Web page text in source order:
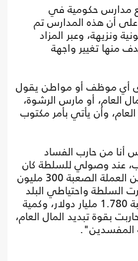
مدارس حكومية في
أن هذه المدارس تم
ونزيهة، وعبر المزاد
منها تغيير واجهة
أي موظف أو مواطن يقول
العام، أو مارس الرشوة،
وأن يأتي بأمر مكتوب
أنا من حارب الفساد
عند وصولي للسلطة كان
احتياطي البلاد من العملة الصعبة 300 مليون
السلطة واحتياطي البلد
من العملة الصعبة 1.780 مليار دولار، وكمية
بقوة تبديد المال العام،